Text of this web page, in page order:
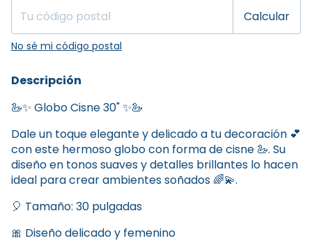
Calcular
No sé mi código postal
Descripción
🦢✨ Globo Cisne 30" ✨🦢
Dale un toque elegante y delicado a tu decoración 💕
con este hermoso globo con forma de cisne 🦢. Su
diseño en tonos suaves y detalles brillantes lo hacen
ideal para crear ambientes soñados 🌈💫.
🎈 Tamaño: 30 pulgadas
🎀 Diseño delicado y femenino